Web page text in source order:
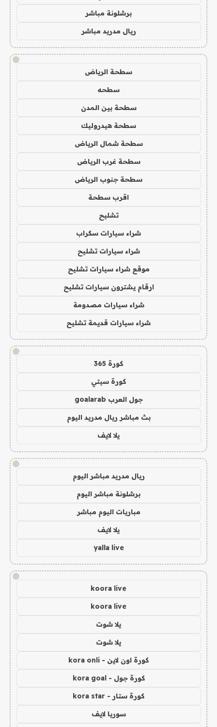
برشلونة مباشر
ريال مدريد مباشر
!
سطحة الرياض
سطحه
سطحة بين المدن
سطحة هيدروليك
سطحة شمال الرياض
سطحة غرب الرياض
سطحة جنوب الرياض
اقرب سطحة
تشليح
شراء سيارات سكراب
شراء سيارات تشليح
موقع شراء سيارات تشليح
ارقام يشترون سيارات تشليح
شراء سيارات مصدومة
شراء سيارات قديمة تشليح
!
كورة 365
كورة سيتي
جول العرب goalarab
بث مباشر ريال مدريد اليوم
يلا لايف
!
ريال مدريد مباشر اليوم
برشلونة مباشر اليوم
مباريات اليوم مباشر
يلا لايف
yalla live
!
koora live
koora live
يلا شوت
يلا شوت
كورة اون لاين - kora onli
كورة جول - kora goal
كورة ستار - kora star
سوريا لايف